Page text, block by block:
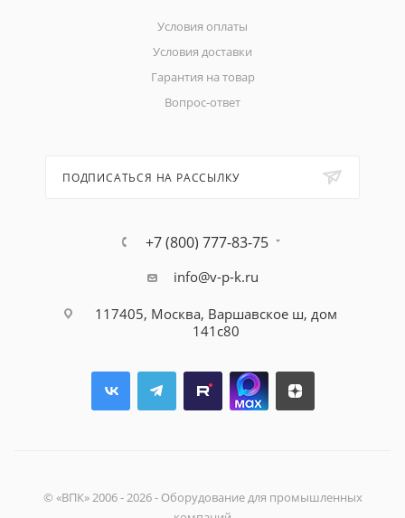
Условия оплаты
Условия доставки
Гарантия на товар
Вопрос-ответ
ПОДПИСАТЬСЯ НА РАССЫЛКУ
+7 (800) 777-83-75
info@v-p-k.ru
117405, Москва, Варшавское ш, дом
141с80
© «ВПК» 2006 - 2026 - Оборудование для промышленных